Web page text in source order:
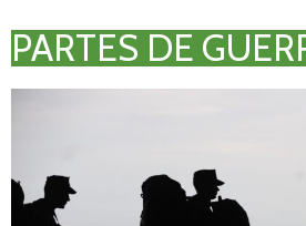
PARTES DE